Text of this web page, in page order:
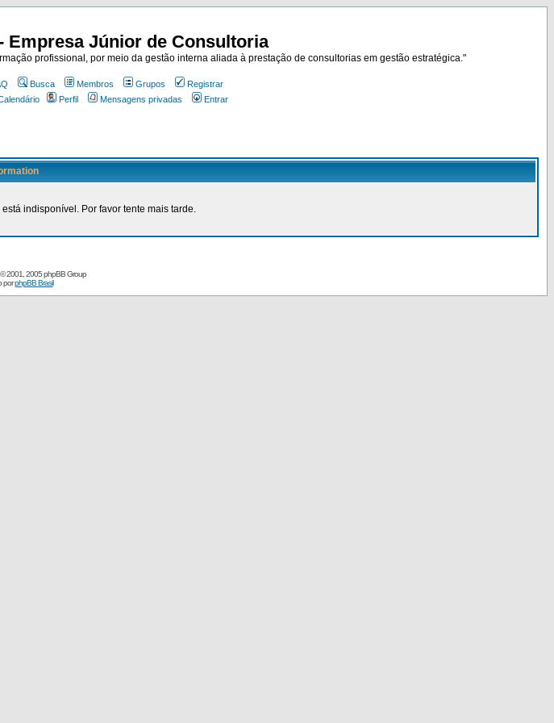
Empresa Júnior de Consultoria
profissional, por meio da gestão interna aliada à prestação de consultorias em gestão estratégica."
Busca Membros Grupos
Registrar
Perfil Mensagens privadas Entrar
indisponível. Por favor tente mais tarde.
2001, 2005 phpBB Group
porphpBB Brasil